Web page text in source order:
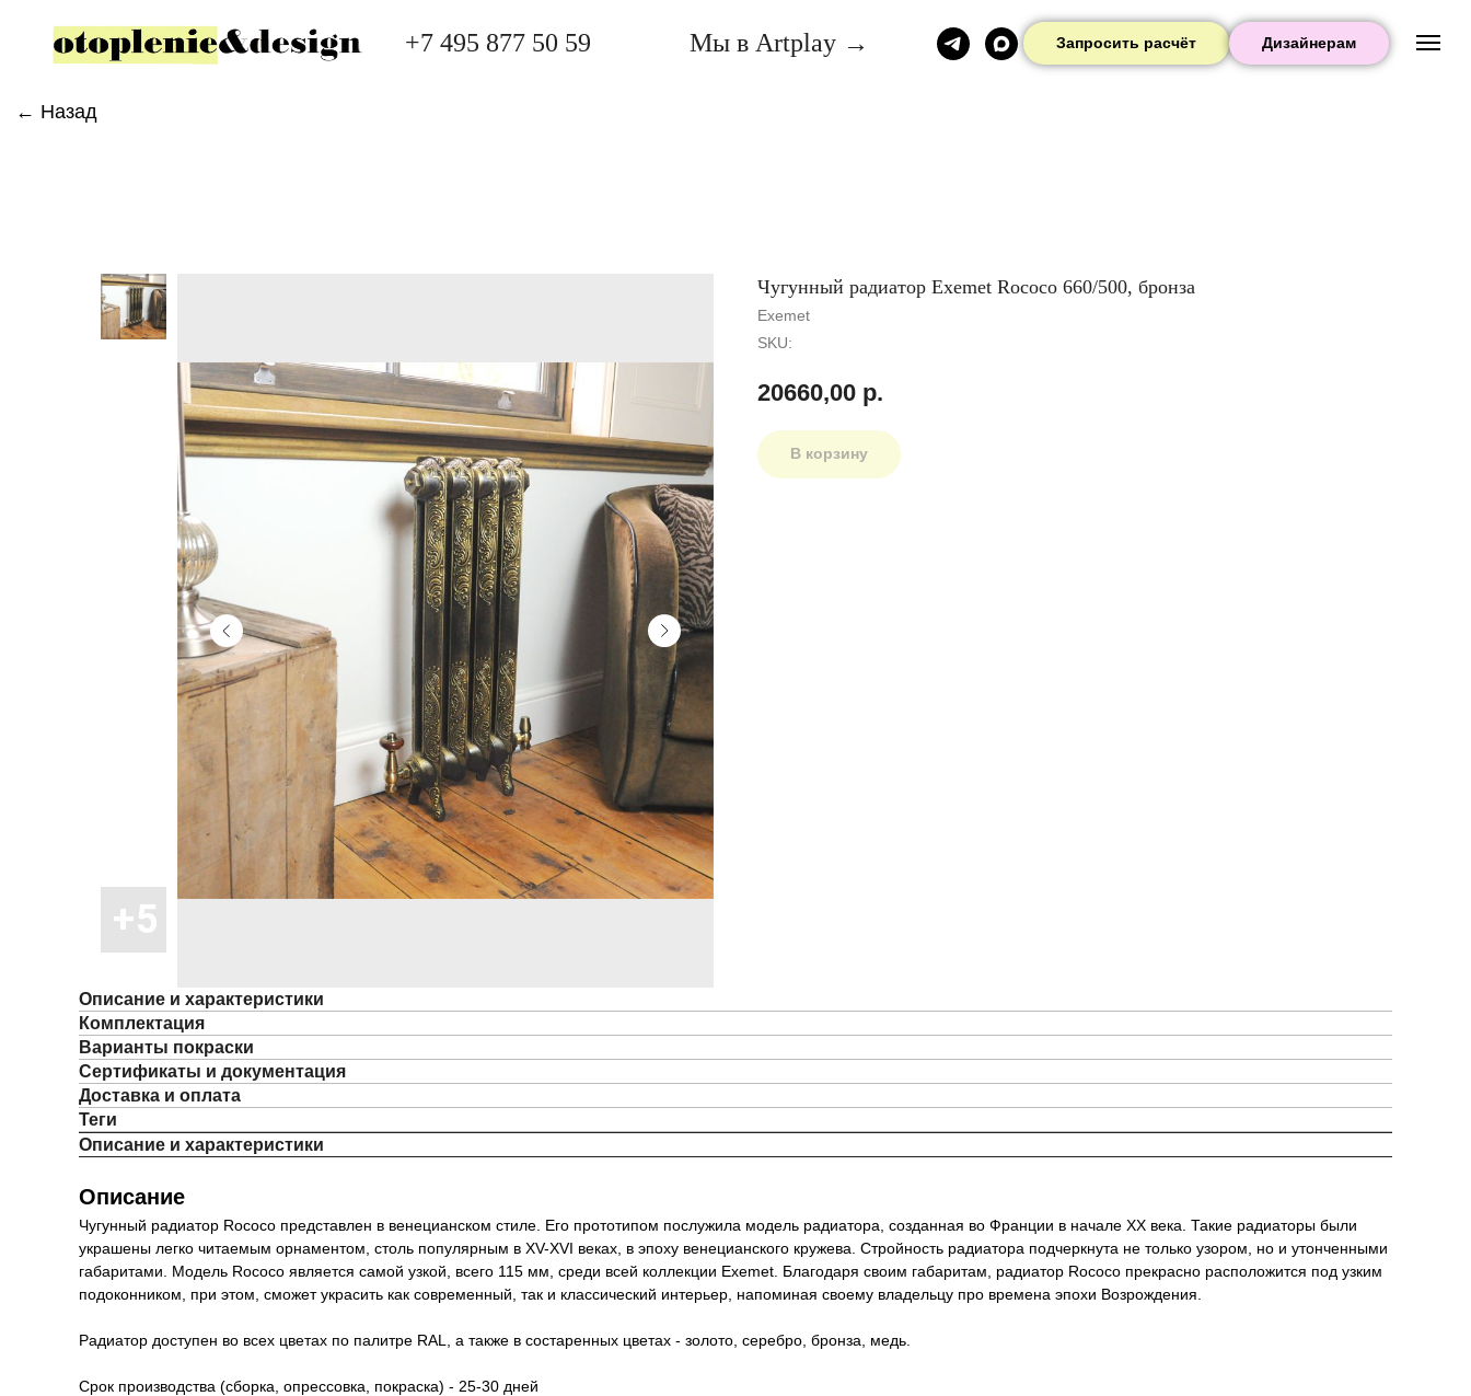
+7 495 877 50 59 Мы в Artplay → Запросить расчёт Дизайнерам
← Назад
Чугунный радиатор Exemet Rococo 660/500, бронза
Exemet
SKU:
20660,00 р.
В корзину
Описание и характеристики
Комплектация
Варианты покраски
Сертификаты и документация
Доставка и оплата
Теги
Описание и характеристики
Описание
Чугунный радиатор Rococo представлен в венецианском стиле. Его прототипом послужила модель радиатора, созданная во Франции в начале XX века. Такие радиаторы были
украшены легко читаемым орнаментом, столь популярным в XV-XVI веках, в эпоху венецианского кружева. Стройность радиатора подчеркнута не только узором, но и утонченными
габаритами. Модель Rococo является самой узкой, всего 115 мм, среди всей коллекции Exemet. Благодаря своим габаритам, радиатор Rococo прекрасно расположится под узким
подоконником, при этом, сможет украсить как современный, так и классический интерьер, напоминая своему владельцу про времена эпохи Возрождения.
Радиатор доступен во всех цветах по палитре RAL, а также в состаренных цветах - золото, серебро, бронза, медь.
Срок производства (сборка, опрессовка, покраска) - 25-30 дней